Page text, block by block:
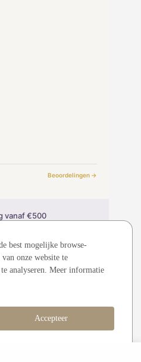
Beoordelingen →
vanaf €500
(SSL)
voorbehouden.
iDEAL
best mogelijke browse-
onze website te
analyseren. Meer informatie
Accepteer